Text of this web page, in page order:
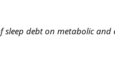
sleep debt on metabolic and